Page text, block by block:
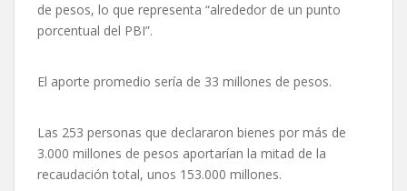
de pesos, lo que representa “alrededor de un punto
porcentual del PBI”.
El aporte promedio sería de 33 millones de pesos.
Las 253 personas que declararon bienes por más de
3.000 millones de pesos aportarían la mitad de la
recaudación total, unos 153.000 millones.